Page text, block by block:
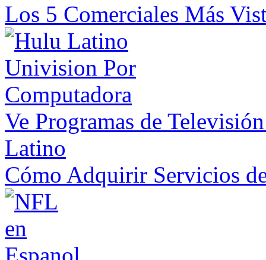
Los 5 Comerciales Más
Ve Programas de
Latino
Cómo Adquirir Servicios